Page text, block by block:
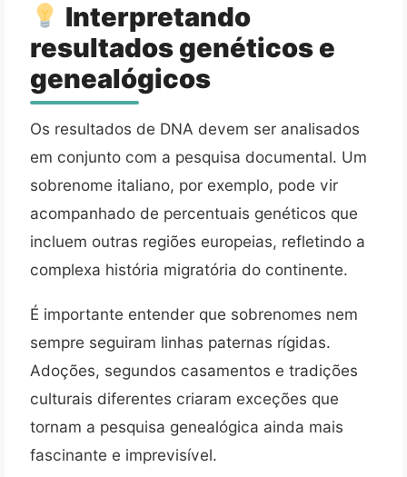
Interpretando
resultados genéticos e
genealógicos
Os resultados de DNA devem ser analisados
em conjunto com a pesquisa documental. Um
sobrenome italiano, por exemplo, pode vir
acompanhado de percentuais genéticos que
incluem outras regiões europeias, refletindo a
complexa história migratória do continente.
É importante entender que sobrenomes nem
sempre seguiram linhas paternas rígidas.
Adoções, segundos casamentos e tradições
culturais diferentes criaram exceções que
tornam a pesquisa genealógica ainda mais
fascinante e imprevisível.